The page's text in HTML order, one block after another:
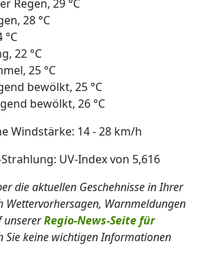
Regen, 29 °C
28 °C
°C
22 °C
25 °C
bewölkt, 25 °C
bewölkt, 26 °C
Windstärke: 14 - 28 km/h
UV-Index von 5,616
die aktuellen Geschehnisse in Ihrer
Wettervorhersagen, Warnmeldungen
unsererRegio-News-Seite für
Sie keine wichtigen Informationen